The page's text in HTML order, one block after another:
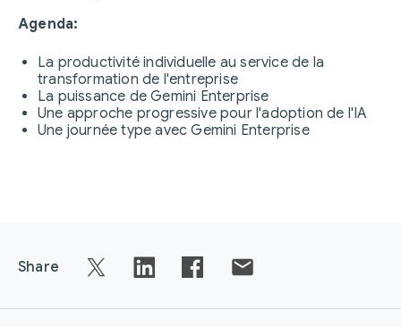
Agenda:
La productivité individuelle au service de la
transformation de l'entreprise
La puissance de Gemini Enterprise
Une approche progressive pour l'adoption de l'IA
Une journée type avec Gemini Enterprise
Share